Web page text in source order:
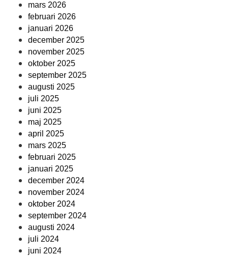
mars 2026
februari 2026
januari 2026
december 2025
november 2025
oktober 2025
september 2025
augusti 2025
juli 2025
juni 2025
maj 2025
april 2025
mars 2025
februari 2025
januari 2025
december 2024
november 2024
oktober 2024
september 2024
augusti 2024
juli 2024
juni 2024